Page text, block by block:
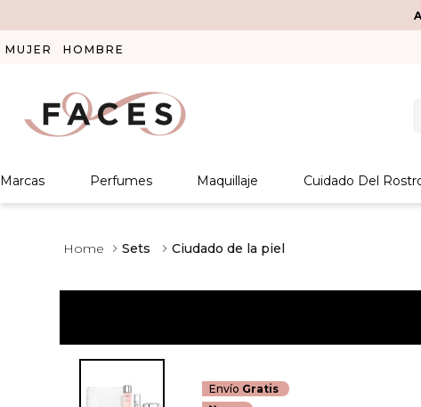
MUJER HOMBRE
Marcas Perfumes Maquillaje Cuidado Del
Sets Ciudado de la piel
Envío Gratis